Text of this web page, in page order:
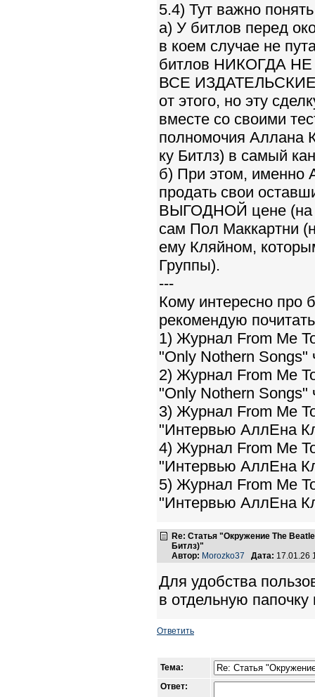
5.4) Тут важно
а) У битлов перед
в коем случае не
битлов НИКОГДА
ВСЕ ИЗДАТЕЛЬСКИЕ
от этого, но эту
вместе со своими
полномочия Аллана
ку Битлз) в самый
б) При этом,
продать свои
ВЫГОДНОЙ цене (на
сам Пол Маккартни
ему Кляйном,
Группы).
---
Кому интересно про
рекомендую
1) Журнал From Me
"Only Nothern Songs"
2) Журнал From Me
"Only Nothern Songs"
3) Журнал From Me
"Интервью АллЕна
4) Журнал From Me
"Интервью АллЕна
5) Журнал From Me
"Интервью АллЕна
Re: Статья "Окружение The
Битлз)"
Автор: Morozko37 Дата:
Для удобства
в отдельную
Ответить
Тема:
Ответ: